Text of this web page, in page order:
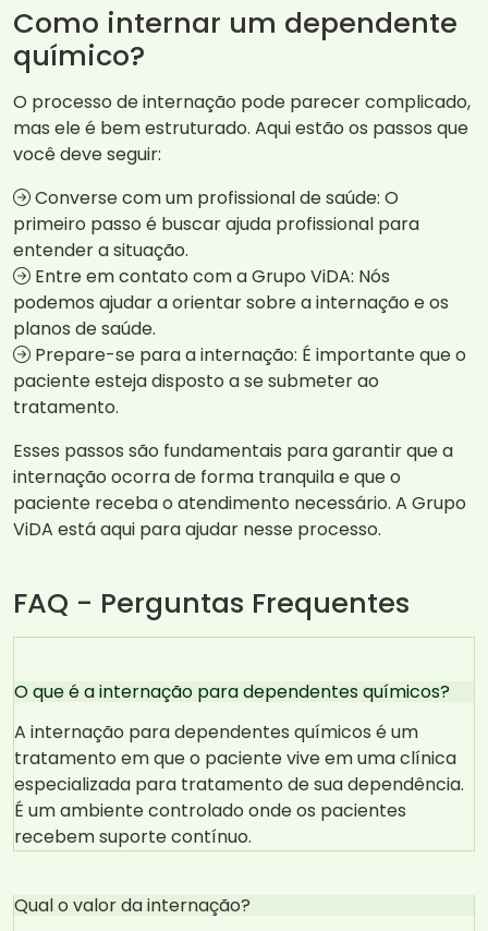
Como internar um dependente
químico?
O processo de internação pode parecer complicado,
mas ele é bem estruturado. Aqui estão os passos que
você deve seguir:
Converse com um profissional de saúde: O
primeiro passo é buscar ajuda profissional para
entender a situação.
Entre em contato com a Grupo ViDA: Nós
podemos ajudar a orientar sobre a internação e os
planos de saúde.
Prepare-se para a internação: É importante que o
paciente esteja disposto a se submeter ao
tratamento.
Esses passos são fundamentais para garantir que a
internação ocorra de forma tranquila e que o
paciente receba o atendimento necessário. A Grupo
ViDA está aqui para ajudar nesse processo.
FAQ - Perguntas Frequentes
O que é a internação para dependentes químicos?
A internação para dependentes químicos é um
tratamento em que o paciente vive em uma clínica
especializada para tratamento de sua dependência.
É um ambiente controlado onde os pacientes
recebem suporte contínuo.
Qual o valor da internação?